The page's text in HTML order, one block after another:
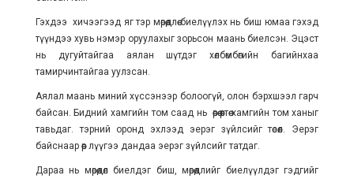
Гэхдээ хичээгээд яг тэр мөрөөдлөө биелүүлэх нь биш юмаа гэхэд
түүндээ хувь нэмэр оруулахыг зорьсон маань биелсэн. Эцэст
нь дугуйтайгаа аялан шүтдэг хөлбөмбөгийн багийнхаа
тамирчинтайгаа уулзсан.
Аялал маань миний хүссэнээр болоогүй, олон бэрхшээл гарч
байсан. Бидний хамгийн том саад нь өөрөө өөртөө хамгийн том ханыг
тавьдаг. тэрний оронд эхлээд эерэг зүйлсийг төсөөл. Эерэг
байснаар өөр лүүгээ дандаа эерэг зүйлсийг татдаг.
Дараа нь мөрөөдөл биелдэг биш, мөрөөдлийг биелүүлдэг гэдгийг